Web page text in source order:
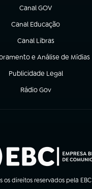
Canal GOV
(abre em nova aba)
Canal Educação
(abre em nova aba)
Canal Libras
(abre em nova aba)
e Análise de Mídias
nova aba)
Publicidade Legal
(abre em nova aba)
Rádio Gov
(abre em nova aba)
os direitos reservados pela EBC